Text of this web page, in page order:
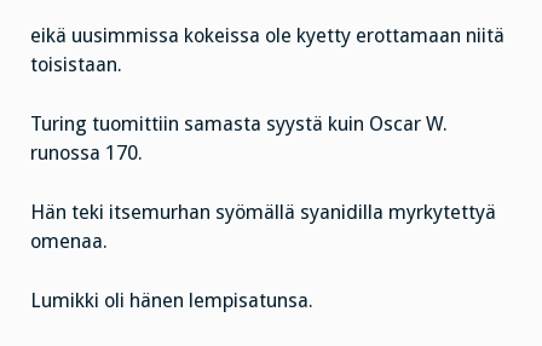
eikä uusimmissa kokeissa ole kyetty erottamaan niitä
toisistaan.
Turing tuomittiin samasta syystä kuin Oscar W.
runossa 170.
Hän teki itsemurhan syömällä syanidilla myrkytettyä
omenaa.
Lumikki oli hänen lempisatunsa.